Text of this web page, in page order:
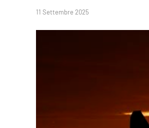
11 Settembre 2025